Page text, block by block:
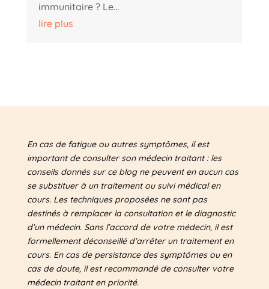
immunitaire ? Le...
lire plus
En cas de fatigue ou autres symptômes, il est
important de consulter son médecin traitant : les
conseils donnés sur ce blog ne peuvent en aucun cas
se substituer à un traitement ou suivi médical en
cours. Les techniques proposées ne sont pas
destinés à remplacer la consultation et le diagnostic
d’un médecin. Sans l’accord de votre médecin, il est
formellement déconseillé d’arrêter un traitement en
cours. En cas de persistance des symptômes ou en
cas de doute, il est recommandé de consulter votre
médecin traitant en priorité.